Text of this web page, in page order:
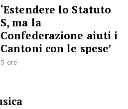
‘Estendere lo Statuto
S, ma la
Confederazione aiuti i
Cantoni con le spese’
5 ore